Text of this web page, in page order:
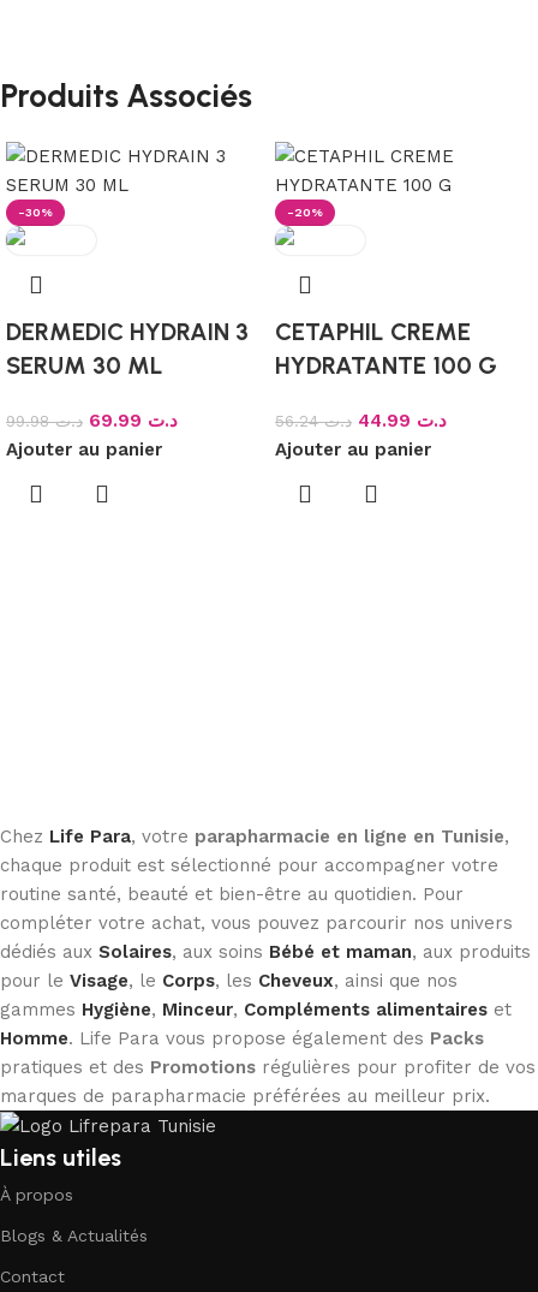
Produits Associés
-30%
DERMEDIC HYDRAIN 3
SERUM 30 ML
د.ت99.98 د.ت
Ajouter au panier
-20%
CETAPHIL CREME
HYDRATANTE 100 G
د.ت56.24 د.ت
Ajouter au panier
Chez Life Para, votre parapharmacie en ligne en Tunisie,
chaque produit est sélectionné pour accompagner votre
routine santé, beauté et bien-être au quotidien. Pour
compléter votre achat, vous pouvez parcourir nos univers
dédiés aux Solaires, aux soins Bébé et maman, aux produits
pour le Visage, le Corps, les Cheveux, ainsi que nos
gammes Hygiène, Minceur, Compléments alimentaires et
Homme. Life Para vous propose également des Packs
pratiques et des Promotions régulières pour profiter de vos
marques de parapharmacie préférées au meilleur prix.
Liens utiles
À propos
Blogs & Actualités
Contact